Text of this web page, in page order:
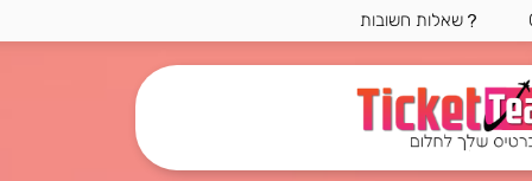
שאלות חשובות